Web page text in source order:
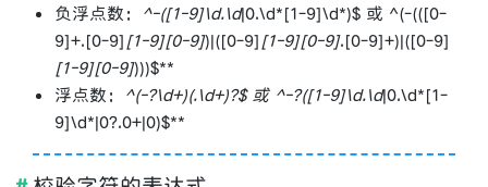
负浮点数： ^-([1-9]\d.\d|0.\d*[1-9]\d*)$ 或 ^(-(([0-
9]+.[0-9][1-9][0-9])|([0-9][1-9][0-9].[0-9]+)|([0-9]
[1-9][0-9])))$**
浮点数： ^(-?\d+)(.\d+)?$ 或 ^-?([1-9]\d.\d|0.\d*[1-
9]\d*|0?.0+|0)$**